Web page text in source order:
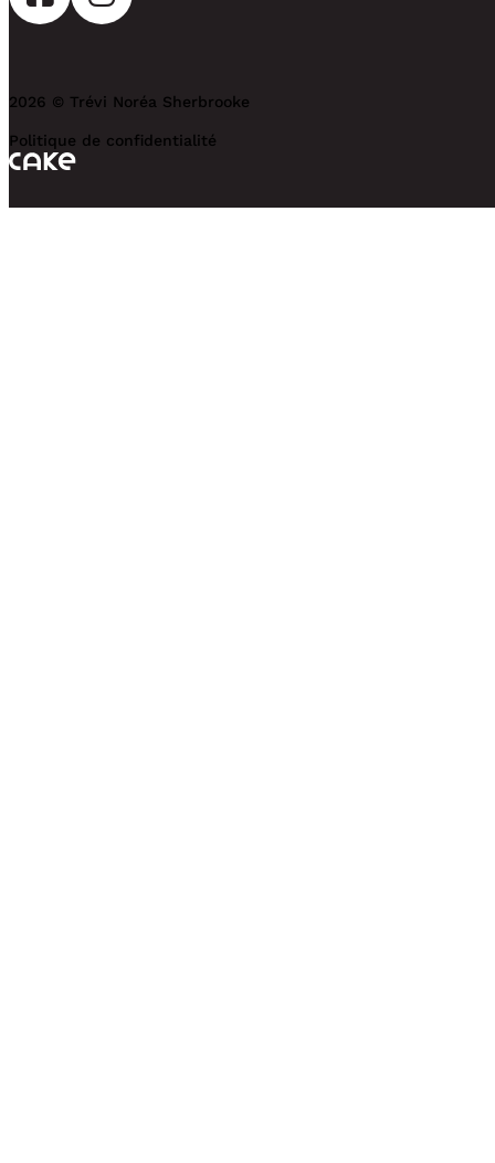
Politique de confidentialité
2026 © Trévi Noréa Sherbrooke